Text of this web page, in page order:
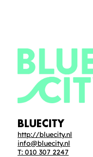
BLUECITY
http://bluecity.nl
info@bluecity.nl
T: 010 307 2247